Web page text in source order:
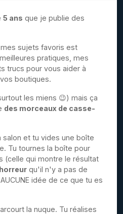
5 ans que je publie des
sujets favoris est
pratiques, mes
trucs pour vous aider à
boutiques.
les miens 😉) mais ça
des morceaux de casse-
salon et tu vides une boîte
Tu tournes la boîte pour
(celle qui montre le résultat
horreur qu'il n'y a pas de
idée de ce que tu es
la nuque. Tu réalises